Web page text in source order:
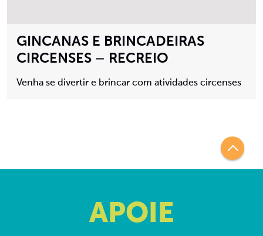
GINCANAS E BRINCADEIRAS
CIRCENSES – RECREIO
Venha se divertir e brincar com atividades circenses
APOIE